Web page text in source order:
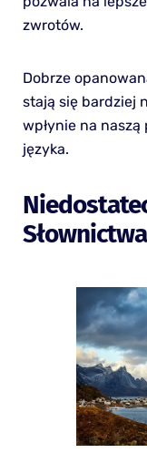
zwrotów.
Dobrze
stają się bardziej
wpłynie na
języka.
Słownictwa